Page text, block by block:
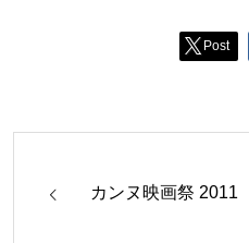
Post
カンヌ映画祭